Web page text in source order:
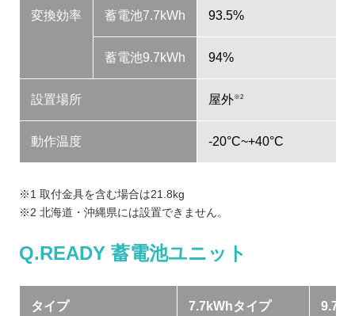
変換効率 蓄電池7.7kWh 93.5%
蓄電池9.7kWh 94%
設置場所 屋外※2
動作温度 -20°C~+40°C
※1 取付金具を含む場合は21.8kg
※2 北海道・沖縄県には設置できません。
Q.READY 蓄電池ユニット
タイプ 7.7kWhタイプ